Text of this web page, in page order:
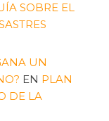
SOBRE EL
UN
EN PLAN
DE LA